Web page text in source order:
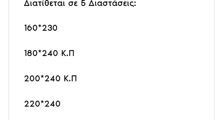
Διατίθεται σε 5 Διαστάσεις:
160*230
180*240 K.Π
200*240 Κ.Π
220*240